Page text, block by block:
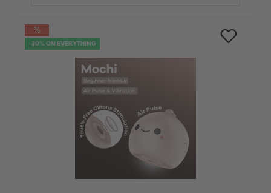
-30% ON EVERYTHING